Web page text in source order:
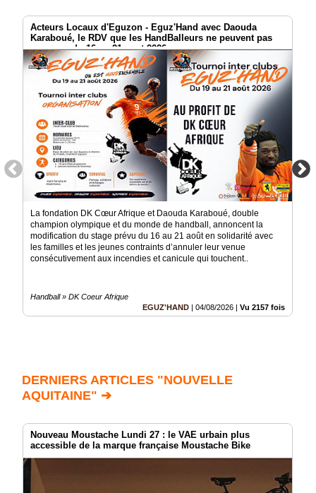
Acteurs Locaux d'Eguzon - Eguz'Hand avec Daouda
Karaboué, le RDV que les HandBalleurs ne peuvent pas
manquer du 16 au 21 aout 2026
La fondation DK Cœur Afrique et Daouda Karaboué, double
champion olympique et du monde de handball, annoncent la
modification du stage prévu du 16 au 21 août en solidarité avec
les familles et les jeunes contraints d’annuler leur venue
consécutivement aux incendies et canicule qui touchent..
Handball » DK Coeur Afrique
EGUZ'HAND | 04/08/2026 | Vu 2157 fois
DERNIERS ARTICLES "NOUVELLE
AQUITAINE" ➔
Nouveau Moustache Lundi 27 : le VAE urbain plus
accessible de la marque française Moustache Bike